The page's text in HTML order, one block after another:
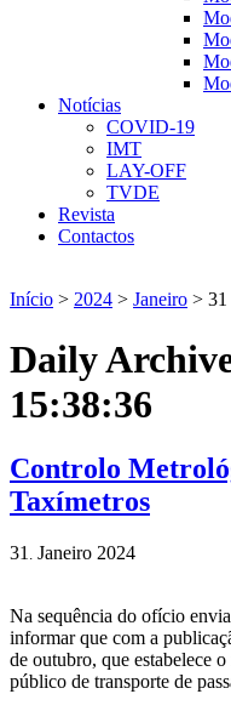
Notícias
COVID-19
IMT
LAY-OFF
TVDE
Revista
Contactos
Início > 2024 > Janeiro > 31
Daily
15:38:36
Controlo
Taxímetros
31 . Janeiro 2024
Na sequência do ofício
informar que com a
de outubro, que estabelece
público de transporte de